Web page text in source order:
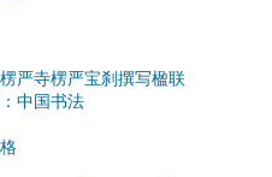
严寺楞严宝刹撰写楹联
中国书法